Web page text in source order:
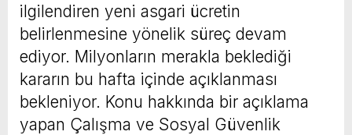
ilgilendiren yeni asgari ücretin
belirlenmesine yönelik süreç devam
ediyor. Milyonların merakla beklediği
kararın bu hafta içinde açıklanması
bekleniyor. Konu hakkında bir açıklama
yapan Çalışma ve Sosyal Güvenlik